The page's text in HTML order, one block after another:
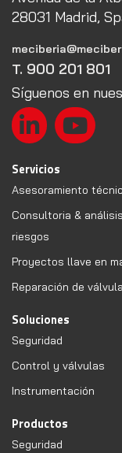
28031 Madrid,
T. 900 201 801
Síguenos en
Servicios
Asesoramiento
Consultoria &
riesgos
Proyectos llave en
Reparación de
Soluciones
Seguridad
Control y válvulas
Instrumentación
Productos
Seguridad